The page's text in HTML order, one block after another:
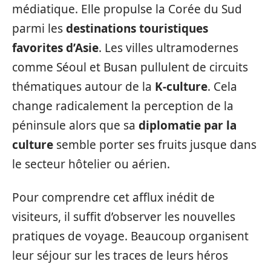
médiatique. Elle propulse la Corée du Sud
parmi lesdestinations touristiques
favorites d’Asie. Les villes ultramodernes
comme Séoul et Busan pullulent de circuits
thématiques autour de la K-culture. Cela
change radicalement la perception de la
péninsule alors que sa diplomatie par la
culture semble porter ses fruits jusque dans
le secteur hôtelier ou aérien.
Pour comprendre cet afflux inédit de
visiteurs, il suffit d’observer les nouvelles
pratiques de voyage. Beaucoup organisent
leur séjour sur les traces de leurs héros